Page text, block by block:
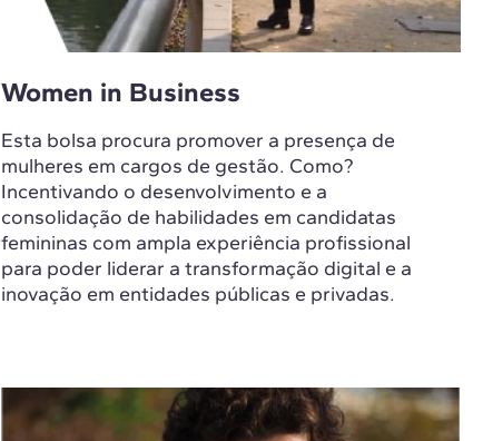
Women in Business
Esta bolsa procura promover a presença de
mulheres em cargos de gestão. Como?
Incentivando o desenvolvimento e a
consolidação de habilidades em candidatas
femininas com ampla experiência profissional
para poder liderar a transformação digital e a
inovação em entidades públicas e privadas.